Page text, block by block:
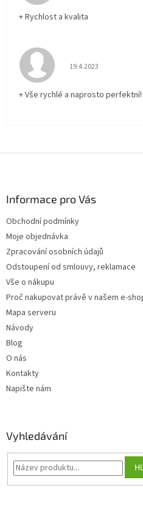
+ Rychlost a kvalita
Hodnocení obchodu
19.4.2023
+ Vše rychlé a naprosto perfektní!
Informace pro Vás
Obchodní podmínky
Moje objednávka
Zpracování osobních údajů
Odstoupení od smlouvy, reklamace
Vše o nákupu
Proč nakupovat právě v našem e-
Mapa serveru
Návody
Blog
O nás
Kontakty
Napište nám
Vyhledávání